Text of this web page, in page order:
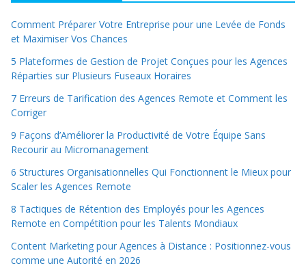
Comment Préparer Votre Entreprise pour une Levée de Fonds
et Maximiser Vos Chances
5 Plateformes de Gestion de Projet Conçues pour les Agences
Réparties sur Plusieurs Fuseaux Horaires
7 Erreurs de Tarification des Agences Remote et Comment les
Corriger
9 Façons d’Améliorer la Productivité de Votre Équipe Sans
Recourir au Micromanagement
6 Structures Organisationnelles Qui Fonctionnent le Mieux pour
Scaler les Agences Remote
8 Tactiques de Rétention des Employés pour les Agences
Remote en Compétition pour les Talents Mondiaux
Content Marketing pour Agences à Distance : Positionnez-vous
comme une Autorité en 2026